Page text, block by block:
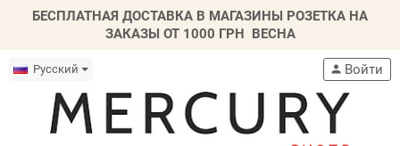
БЕСПЛАТНАЯ ДОСТАВКА В МАГАЗИНЫ РОЗЕТКА НА
ЗАКАЗЫ ОТ 1000 ГРН ВЕСНА
Русский person Войти